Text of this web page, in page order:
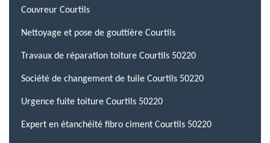
Couvreur Courtils
Nettoyage et pose de gouttière Courtils
Travaux de réparation toiture Courtils 50220
Société de changement de tuile Courtils 50220
Urgence fuite toiture Courtils 50220
Expert en étanchéité fibro ciment Courtils 50220